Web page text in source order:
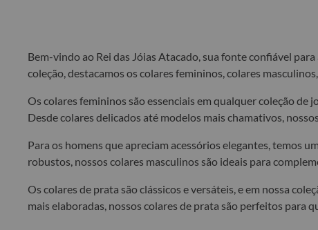
Bem-vindo ao Rei das Jóias Atacado, sua fonte confiável
coleção, destacamos os colares femininos, colares
Os colares femininos são essenciais em qualquer coleção de
Desde colares delicados até modelos mais chamativos,
Para os homens que apreciam acessórios elegantes, temos
robustos, nossos colares masculinos são ideais para
Os colares de prata são clássicos e versáteis, e em nossa
mais elaboradas, nossos colares de prata são perfeitos para